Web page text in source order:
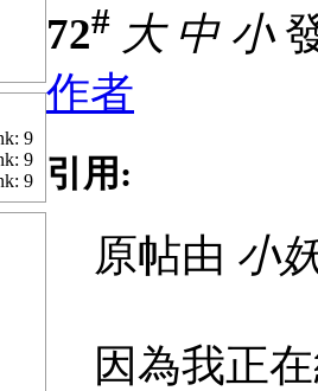
72# 大 中 小
作者
引用:
原帖由 小
因為我正